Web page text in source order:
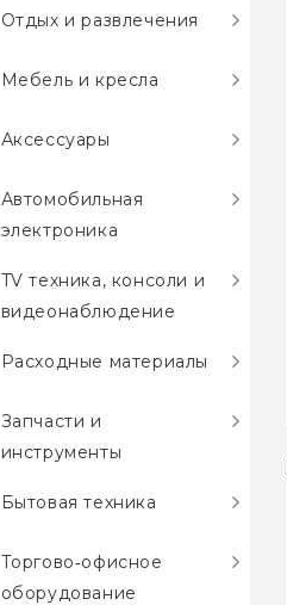
Отдых и развлечения
Мебель и кресла
Аксессуары
Автомобильная
электроника
TV техника, консоли и
видеонаблюдение
Расходные материалы
Запчасти и
инструменты
Бытовая техника
Торгово‑офисное
оборудование